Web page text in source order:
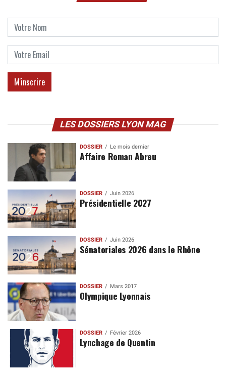
LES DOSSIERS LYON MAG
DOSSIER Le mois dernier
Affaire Roman Abreu
DOSSIER Juin 2026
Présidentielle 2027
DOSSIER Juin 2026
Sénatoriales 2026 dans le Rhône
DOSSIER Mars 2017
Olympique Lyonnais
DOSSIER Février 2026
Lynchage de Quentin